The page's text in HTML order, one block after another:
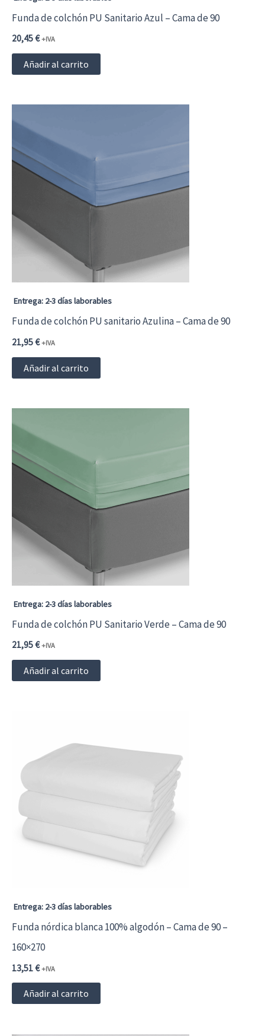
Funda de colchón PU Sanitario Azul – Cama de 90
20,45€ +IVA
Añadir al carrito
Entrega: 2-3 días laborables
Funda de colchón PU sanitario Azulina – Cama de 90
21,95€ +IVA
Añadir al carrito
Entrega: 2-3 días laborables
Funda de colchón PU Sanitario Verde – Cama de 90
21,95€ +IVA
Añadir al carrito
Entrega: 2-3 días laborables
Funda nórdica blanca 100% algodón – Cama de 90 –
160×270
13,51€ +IVA
Añadir al carrito